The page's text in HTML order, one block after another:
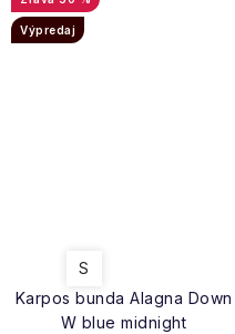
Karpos bunda Alagna Down
W blue midnight
Výpredaj
S